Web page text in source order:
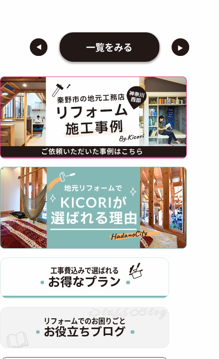
一覧をみる
工事費込みで選ばれる
お得なプラン
リフォームでのお困りごと
お役立ちブログ